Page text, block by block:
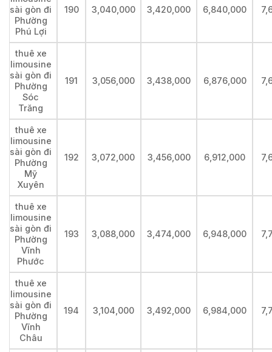
sài gòn đi
Phường
Phú Lợi
190 3,040,000 3,420,000 6,840,000
thuê xe
limousine
sài gòn đi
Phường
Sóc
Trăng
191 3,056,000 3,438,000 6,876,000
thuê xe
limousine
sài gòn đi
Phường
Mỹ
Xuyên
192 3,072,000 3,456,000 6,912,000
thuê xe
limousine
sài gòn đi
Phường
Vĩnh
Phước
193 3,088,000 3,474,000 6,948,000
thuê xe
limousine
sài gòn đi
Phường
Vĩnh
Châu
194 3,104,000 3,492,000 6,984,000